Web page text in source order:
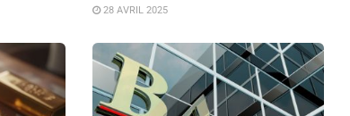
28 AVRIL 2025